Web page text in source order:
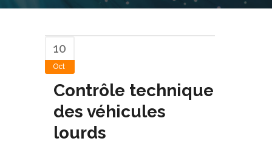
10
Oct
Contrôle technique
des véhicules
lourds